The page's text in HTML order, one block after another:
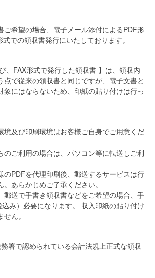
ご希望の場合、電子メール添付によるPDF形
での領収書発行にいたしております。
、FAX形式で発行した領収書 】は、領収内
点で従来の領収書と同じですが、電子文書と
象にはならないため、印紙の貼り付けは行っ
及び印刷環境はお客様ご自身でご用意くだ
ご利用の場合は、パソコン等に転送しご利
PDFを代理印刷後、郵送するサービスは行
。あらかじめご了承ください。
送で手書き領収書などをご希望の場合、手
み）必要になります。 収入印紙の貼り付け
ん。
署で認められている会計法規上正式な領収